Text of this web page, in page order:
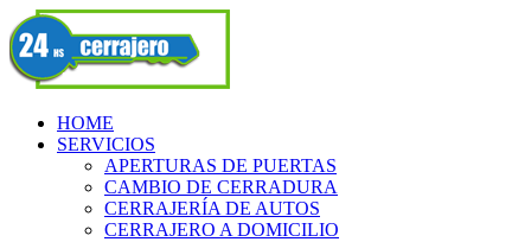
Skip
to
content
Facebook
HOME
SERVICIOS
APERTURAS DE PUERTAS
CAMBIO DE CERRADURA
CERRAJERÍA DE AUTOS
CERRAJERO A DOMICILIO